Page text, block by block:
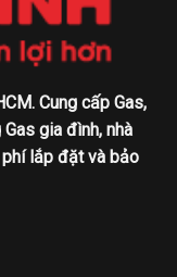
Cung cấp Gas,
gia đình, nhà
phí lắp đặt và bảo